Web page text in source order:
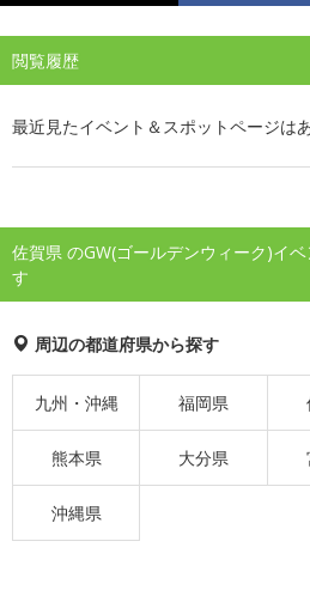
閲覧履歴
最近見たイベント＆スポットページは
佐賀県 のGW(ゴールデンウィーク)イ
す
周辺の都道府県から探す
九州・沖縄 福岡県
熊本県 大分県
沖縄県